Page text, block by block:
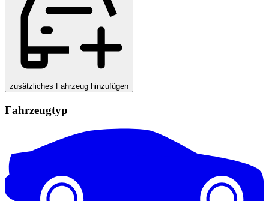
zusätzliches Fahrzeug hinzufügen
Fahrzeugtyp